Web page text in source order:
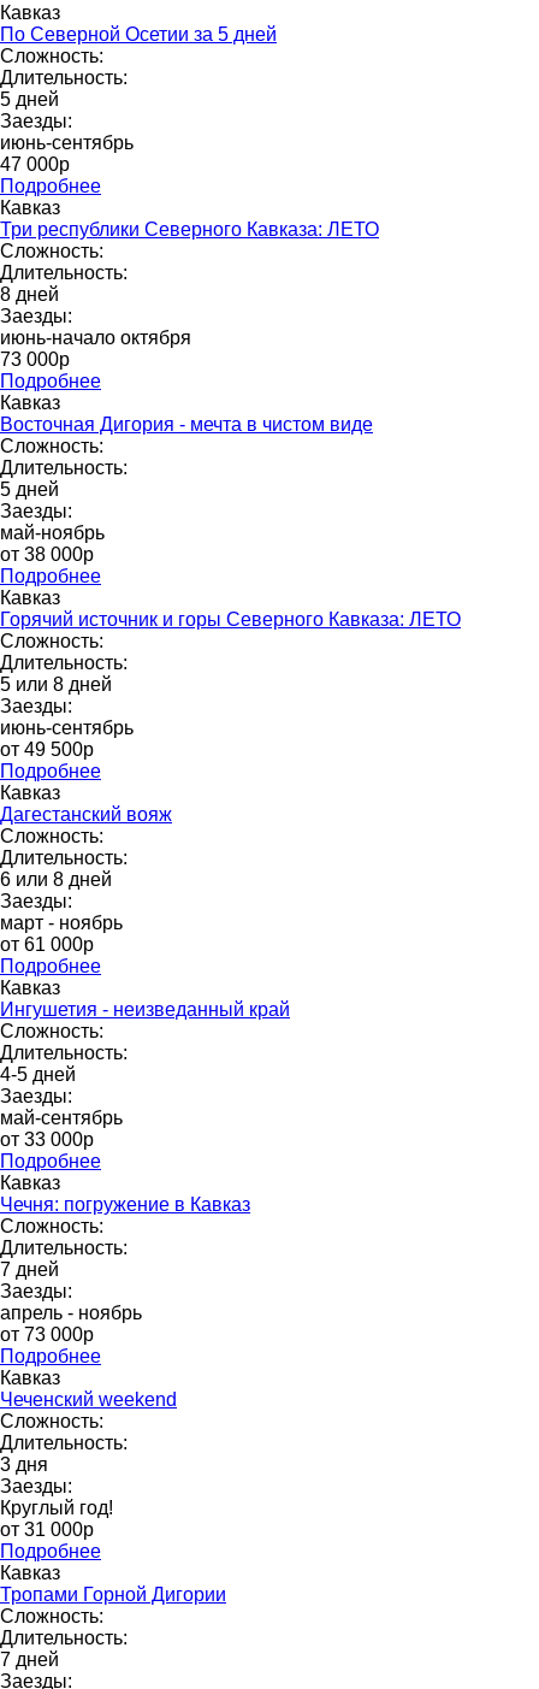
Кавказ
По Северной Осетии за 5 дней
Сложность:
Длительность:
5 дней
Заезды:
июнь-сентябрь
47 000р
Подробнее
Кавказ
Три республики Северного Кавказа: ЛЕТО
Сложность:
Длительность:
8 дней
Заезды:
июнь-начало октября
73 000p
Подробнее
Кавказ
Восточная Дигория - мечта в чистом виде
Сложность:
Длительность:
5 дней
Заезды:
май-ноябрь
от 38 000p
Подробнее
Кавказ
Горячий источник и горы Северного Кавказа: ЛЕТО
Сложность:
Длительность:
5 или 8 дней
Заезды:
июнь-сентябрь
от 49 500p
Подробнее
Кавказ
Дагестанский вояж
Сложность:
Длительность:
6 или 8 дней
Заезды:
март - ноябрь
от 61 000p
Подробнее
Кавказ
Ингушетия - неизведанный край
Сложность:
Длительность:
4-5 дней
Заезды:
май-сентябрь
от 33 000р
Подробнее
Кавказ
Чечня: погружение в Кавказ
Сложность:
Длительность:
7 дней
Заезды:
апрель - ноябрь
от 73 000p
Подробнее
Кавказ
Чеченский weekend
Сложность:
Длительность:
3 дня
Заезды:
Круглый год!
от 31 000p
Подробнее
Кавказ
Тропами Горной Дигории
Сложность:
Длительность:
7 дней
Заезды: